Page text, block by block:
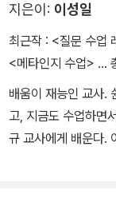
지은이: 이성일
최근작 : <질문 수업
<메타인지 수업> …
배움이 재능인 교사.
고, 지금도 수업하면
규 교사에게 배운다.